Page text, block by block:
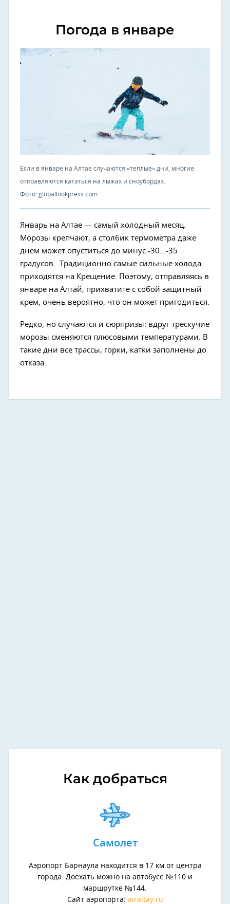
Погода в январе
Если в январе на Алтае случаются «теплые» дни, многие
отправляются кататься на лыжах и сноубордах.
Фото: globallookpress.com
Январь на Алтае — самый холодный месяц.
Морозы крепчают, а столбик термометра даже
днем может опуститься до минус -30…-35
градусов. Традиционно самые сильные холода
приходятся на Крещение. Поэтому, отправляясь в
январе на Алтай, прихватите с собой защитный
крем, очень вероятно, что он может пригодиться.
Редко, но случаются и сюрпризы: вдруг трескучие
морозы сменяются плюсовыми температурами. В
такие дни все трассы, горки, катки заполнены до
отказа.
Как добраться
Самолет
Аэропорт Барнаула находится в 17 км от центра
города. Доехать можно на автобусе №110 и
маршрутке №144.
Сайт аэропорта: airaltay.ru